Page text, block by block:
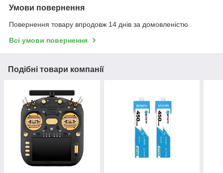
Умови повернення
Повернення товару впродовж 14 днів за домовленістю
Всі умови повернення
Подібні товари компанії